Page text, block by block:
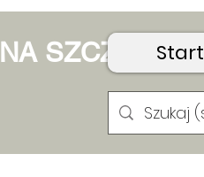
SZCZUDŁO
Start